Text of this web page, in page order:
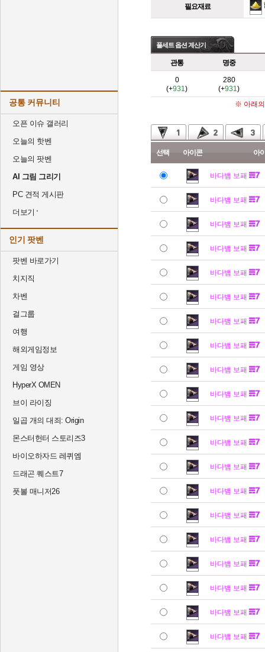
공통 커뮤니티
오픈 이슈 갤러리
오늘의 핫벤
오늘의 팟벤
AI 그림 그리기
PC 견적 게시판
더보기
인기 팟벤
팟벤 바로가기
치지직
차벤
걸그룹
여행
해외게임정보
게임 영상
HyperX OMEN
브이 라이징
일곱 개의 대죄: Origin
몬스터헌터 스토리즈3
바이오하자드 레퀴엠
드래곤 퀘스트7
풋볼 매니저26
필요재료
풀세트 옵션 계산기
관통 명중
0
(+931)
280
(+931)
※ 아래의
선택 아이콘 아
바다뱀 보패
바다뱀 보패
바다뱀 보패
바다뱀 보패
바다뱀 보패
바다뱀 보패
바다뱀 보패
바다뱀 보패
바다뱀 보패
바다뱀 보패
바다뱀 보패
바다뱀 보패
바다뱀 보패
바다뱀 보패
바다뱀 보패
바다뱀 보패
바다뱀 보패
바다뱀 보패
바다뱀 보패
바다뱀 보패